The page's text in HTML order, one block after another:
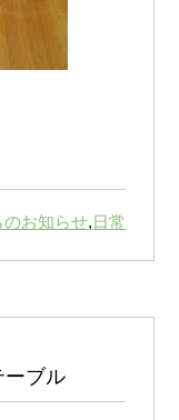
のお知らせ,日常
ーブル